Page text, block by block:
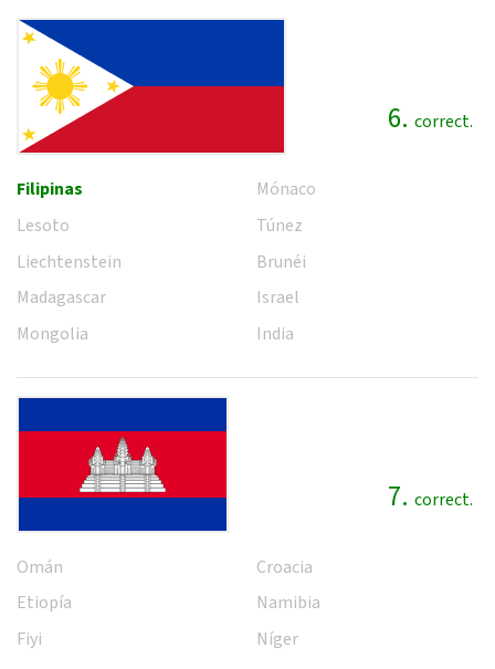
6. correct.
Filipinas
Lesoto
Liechtenstein
Madagascar
Mongolia
Mónaco
Túnez
Brunéi
Israel
India
7. correct.
Omán
Etiopía
Fiyi
Croacia
Namibia
Níger